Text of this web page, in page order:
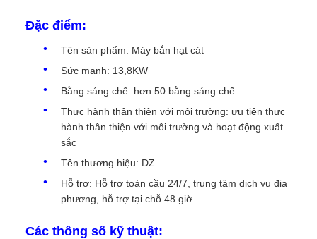
Đặc điểm:
Tên sản phẩm: Máy bắn hạt cát
Sức mạnh: 13,8KW
Bằng sáng chế: hơn 50 bằng sáng chế
Thực hành thân thiện với môi trường: ưu tiên thực
hành thân thiện với môi trường và hoạt động xuất
sắc
Tên thương hiệu: DZ
Hỗ trợ: Hỗ trợ toàn cầu 24/7, trung tâm dịch vụ địa
phương, hỗ trợ tại chỗ 48 giờ
Các thông số kỹ thuật: